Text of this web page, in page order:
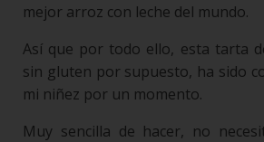
mejor arroz con leche del mundo.
Así que por todo ello, esta tarta
sin gluten por supuesto, ha sido
mi niñez por un momento.
Muy sencilla de hacer, no